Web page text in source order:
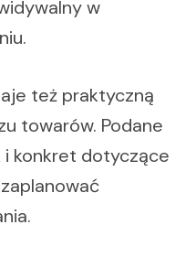
w
też praktyczną
towarów. Podane
konkret dotyczące